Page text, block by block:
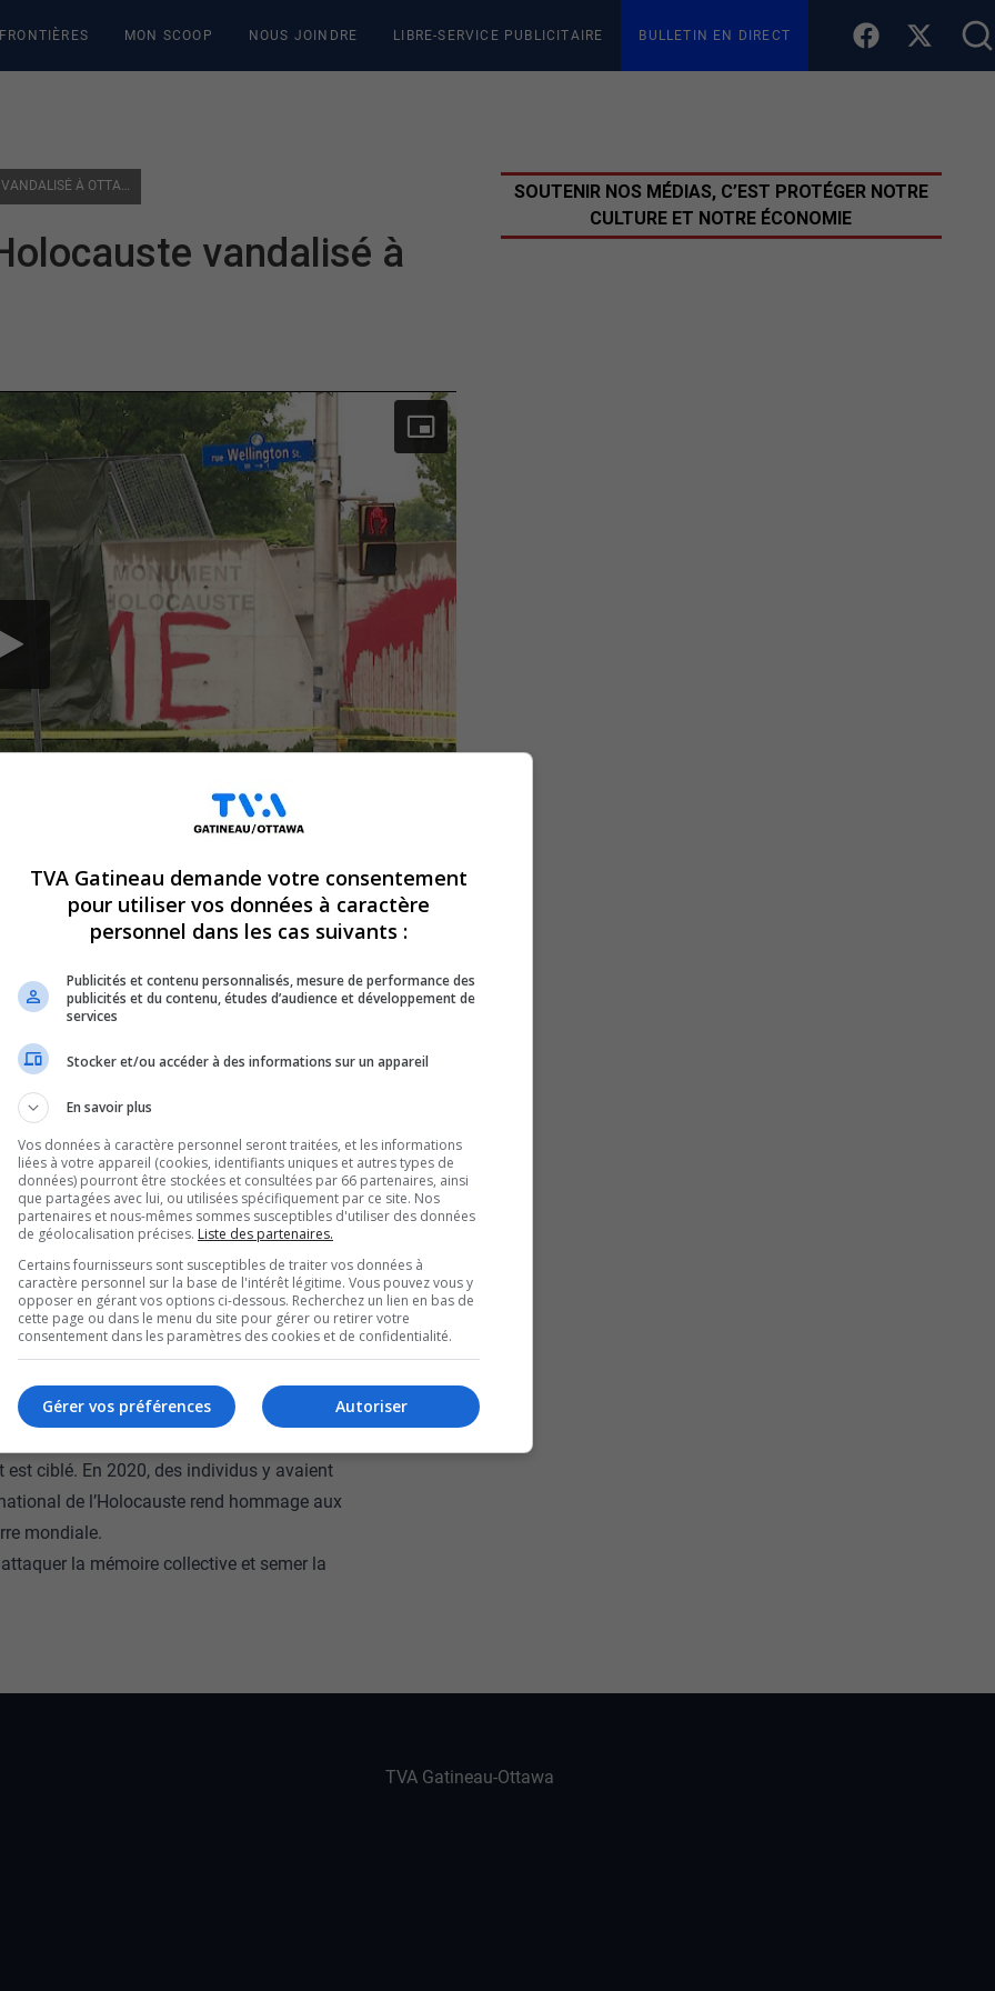
MON SCOOP NOUS JOINDRE LIBRE-SERVICE PUBLICITAIRE BULLETIN EN DIRECT
MONUMENT NATIONAL DE L’HOLOCAUSTE VANDALISÉ À OTTAWA
vandalisé à
Le Monument national de
tôt lundi matin, suscitant une vive
juive.
moi
retrouvés à proximité. Rapidement, des
les graffitis à l’aide de bâches noires,
acte.
élus sur les réseaux sociaux, qui parlent
que ce n’est pas acceptable. C’est un crime
national de l’Holocauste
de tensions accrues, sur fond de conflit au
ouvert une enquête. Pour l’instant, aucun
est ciblé. En 2020, des individus y avaient
de l’Holocauste rend hommage aux
mondiale.
la mémoire collective et semer la
SOUTENIR NOS MÉDIAS, C’EST PROTÉGER NOTRE
CULTURE ET NOTRE ÉCONOMIE
TVA Gatineau-Ottawa
TVA Gatineau demande votre consentement
pour utiliser vos données à caractère
personnel dans les cas suivants :
Publicités et contenu personnalisés, mesure de performance des
publicités et du contenu, études d’audience et développement de
services
Stocker et/ou accéder à des informations sur un appareil
En savoir plus
Vos données à caractère personnel seront traitées, et les informations
liées à votre appareil (cookies, identifiants uniques et autres types de
données) pourront être stockées et consultées par 66 partenaires, ainsi
que partagées avec lui, ou utilisées spécifiquement par ce site. Nos
partenaires et nous-mêmes sommes susceptibles d'utiliser des données
de géolocalisation précises. Liste des partenaires.
Certains fournisseurs sont susceptibles de traiter vos données à
caractère personnel sur la base de l'intérêt légitime. Vous pouvez vous y
opposer en gérant vos options ci-dessous. Recherchez un lien en bas de
cette page ou dans le menu du site pour gérer ou retirer votre
consentement dans les paramètres des cookies et de confidentialité.
Autoriser
Gérer vos préférences